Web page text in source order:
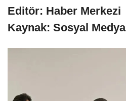
Editör: Haber Merkezi
Kaynak: Sosyal Medya